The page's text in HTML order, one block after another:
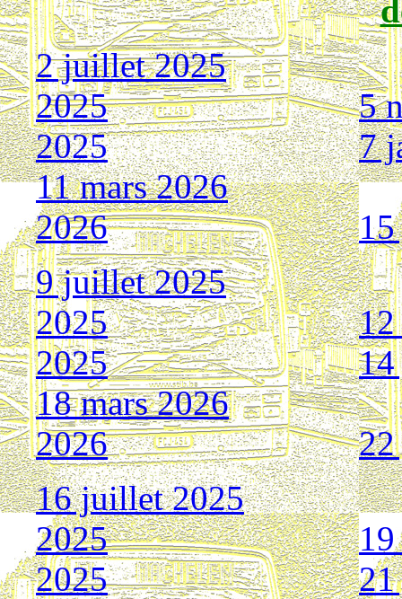
2 juillet 2025
2025
5
2025
7
11 mars 2026
2026
9 juillet 2025
2025
2025
18 mars 2026
2026
16 juillet 2025
2025
2025